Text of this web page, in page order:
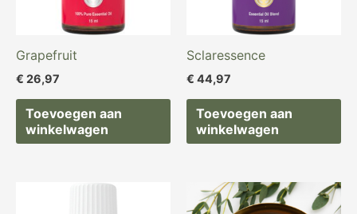
Grapefruit
€ 26,97
Toevoegen aan
winkelwagen
Sclaressence
€ 44,97
Toevoegen aan
winkelwagen